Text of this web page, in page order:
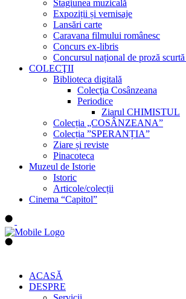
Stagiunea muzicală
Expoziții și vernisaje
Lansări carte
Caravana filmului românesc
Concurs ex-libris
Concursul național de proză
COLECŢII
Biblioteca digitală
Colecţia Cosânzeana
Periodice
Ziarul CHIMISTUL
Colecția „COSÂNZEANA”
Colecția ”SPERANȚIA”
Ziare și reviste
Pinacoteca
Muzeul de Istorie
Istoric
Articole/colecții
Cinema “Capitol”
ACASĂ
DESPRE